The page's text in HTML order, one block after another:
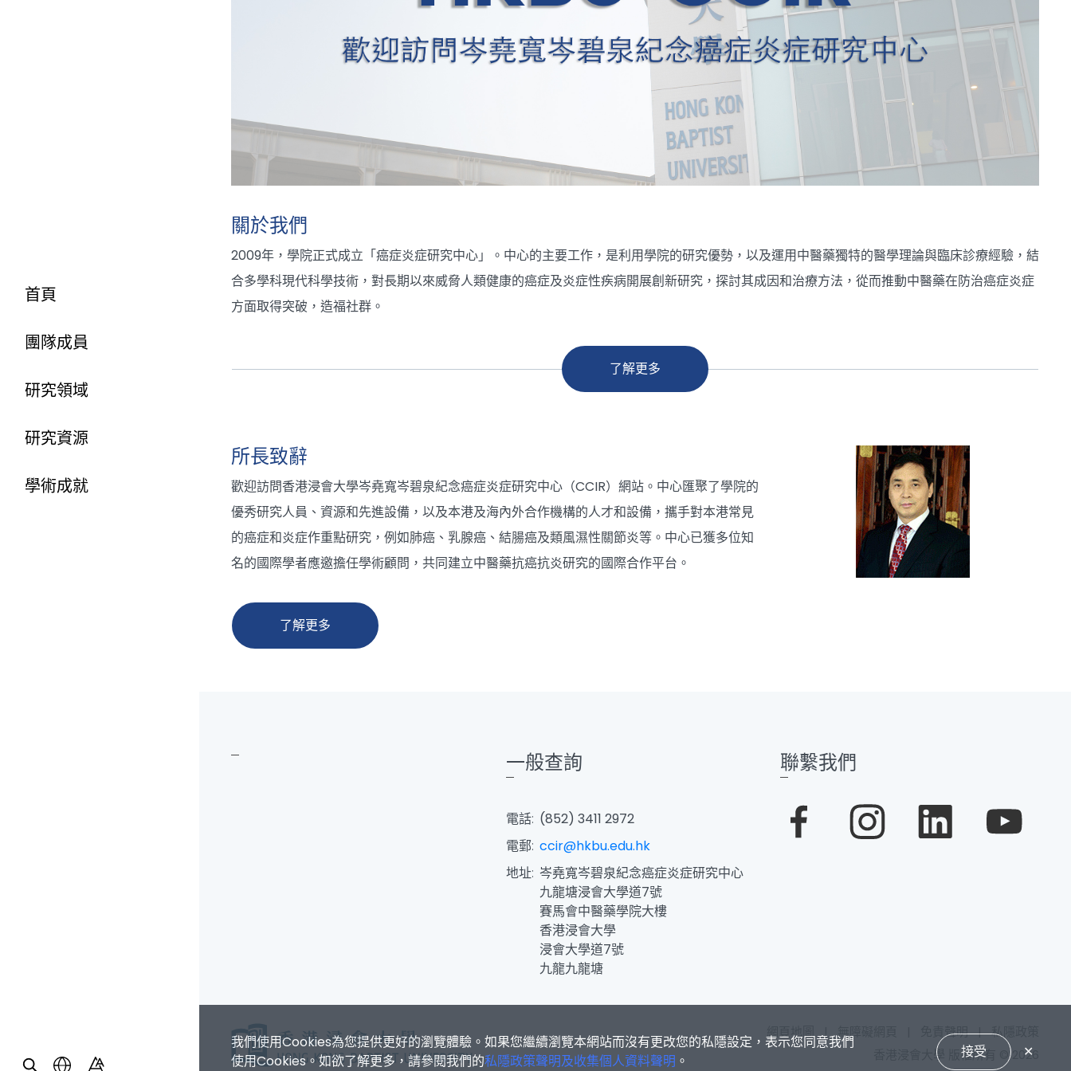
首頁
團隊成員
研究領域
研究資源
學術成就
關於我們
2009年，學院正式成立「癌症炎症研究中心」。中心的主要工作，是利用學院的研究優勢，以及運用中醫藥獨特的醫學理論與臨床診療經驗，結
合多學科現代科學技術，對長期以來威脅人類健康的癌症及炎症性疾病開展創新研究，探討其成因和治療方法，從而推動中醫藥在防治癌症炎症
方面取得突破，造福社群。
了解更多
所長致辭
歡迎訪問香港浸會大學岑堯寬岑碧泉紀念癌症炎症研究中心（CCIR）網站。中心匯聚了學院的
優秀研究人員、資源和先進設備，以及本港及海內外合作機構的人才和設備，攜手對本港常見
的癌症和炎症作重點研究，例如肺癌、乳腺癌、結腸癌及類風濕性關節炎等。中心已獲多位知
名的國際學者應邀擔任學術顧問，共同建立中醫藥抗癌抗炎研究的國際合作平台。
了解更多
我們使用Cookies為您提供更好的瀏覽體驗。如果您繼續瀏覽本網站而沒有更改您的私隱設定，表示您同意我們
使用Cookies。如欲了解更多，請參閱我們的私隱政策聲明及收集個人資料聲明 。
接受 ✕
一般查詢
電話: (852) 3411 2972
電郵: ccir@hkbu.edu.hk
地址: 岑堯寬岑碧泉紀念癌症炎症研究中心
九龍塘浸會大學道7號
賽馬會中醫藥學院大樓
香港浸會大學
浸會大學道7號
九龍九龍塘
聯繫我們
網頁地圖|無障礙網頁 免責聲明|私隱政策
香港浸會大學 版權所有 © 2026